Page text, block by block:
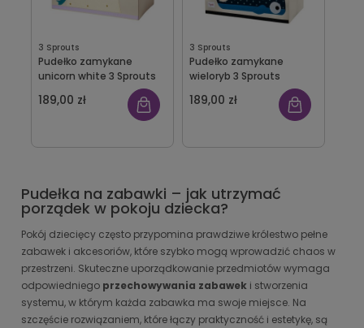
3 Sprouts
Pudełko zamykane
unicorn white 3 Sprouts
189,00 zł
3 Sprouts
Pudełko zamykane
wieloryb 3 Sprouts
189,00 zł
Pudełka na zabawki – jak utrzymać
porządek w pokoju dziecka?
Pokój dziecięcy często przypomina prawdziwe królestwo pełne
zabawek i akcesoriów, które szybko mogą wprowadzić chaos w
przestrzeni. Skuteczne uporządkowanie przedmiotów wymaga
odpowiedniego przechowywania zabawek i stworzenia
systemu, w którym każda zabawka ma swoje miejsce. Na
szczęście rozwiązaniem, które łączy praktyczność i estetykę, są